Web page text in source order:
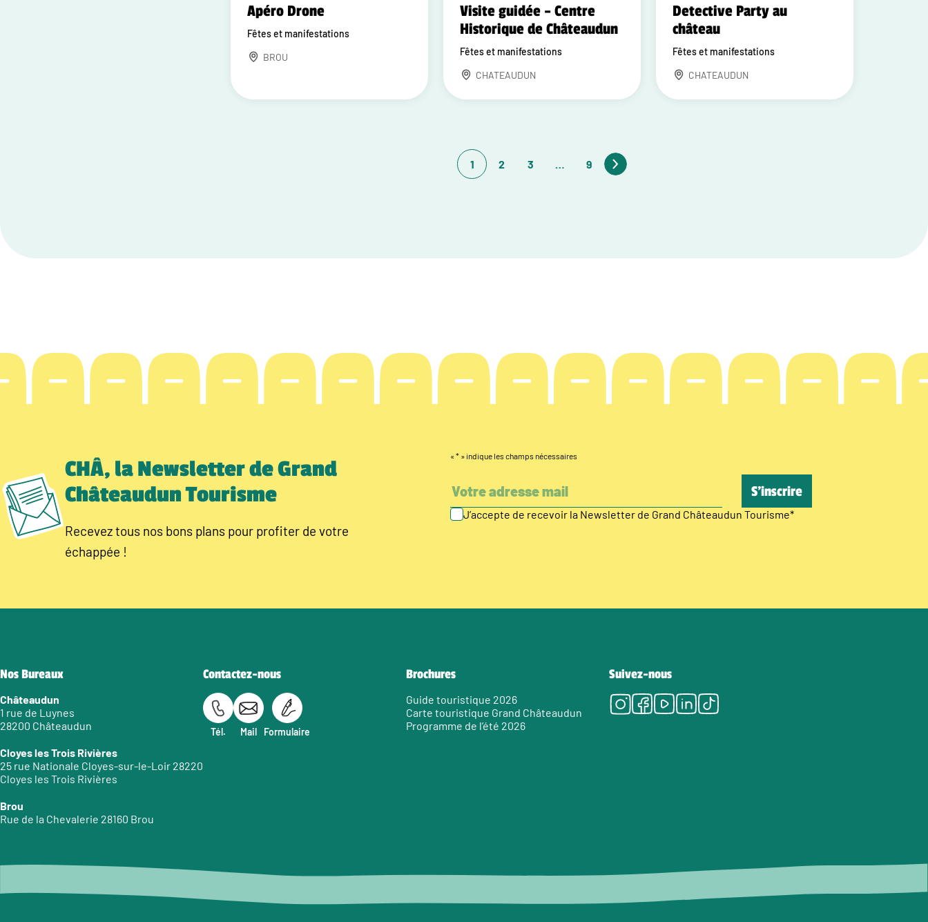
Apéro Drone
Fêtes et manifestations
BROU
Visite guidée – Centre
Historique de Châteaudun
Fêtes et manifestations
CHATEAUDUN
Detective Party au
château
Fêtes et manifestations
CHATEAUDUN
1 2 3 9
CHÂ, la Newsletter de Grand
Châteaudun Tourisme
Recevez tous nos bons plans pour profiter de votre
échappée !
« * » indique les champs nécessaires
J’accepte de recevoir la Newsletter de Grand Châteaudun Tourisme*
Nos Bureaux
Châteaudun
1 rue de Luynes
28200 Châteaudun
Cloyes les Trois Rivières
25 rue Nationale Cloyes-sur-le-Loir 28220
Cloyes les Trois Rivières
Brou
Rue de la Chevalerie 28160 Brou
Contactez-nous
Tél. Mail Formulaire
Brochures
Guide touristique 2026
Carte touristique Grand Châteaudun
Programme de l’été 2026
Suivez-nous
Instagram
Facebook
Youtube
LinkedIn
Tiktok